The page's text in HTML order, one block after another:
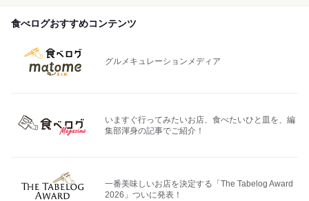
食べログおすすめコンテンツ
グルメキュレーションメディア
いますぐ行ってみたいお店、食べたいひと皿を、編
集部渾身の記事でご紹介！
一番美味しいお店を決定する「The Tabelog Award
2026」ついに発表！